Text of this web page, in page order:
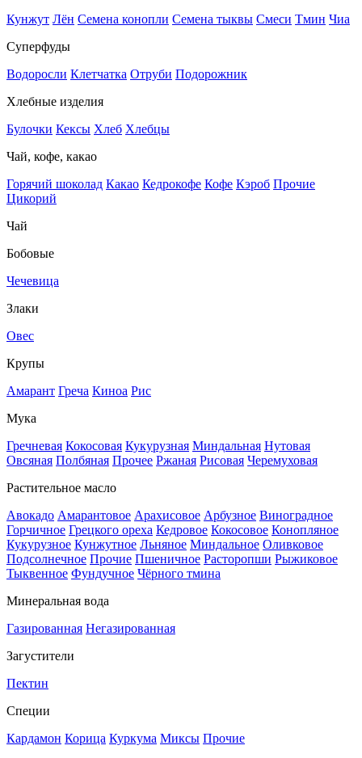
Кунжут Лён Семена конопли Семена тыквы Смеси Тмин Чиа
Суперфуды
Водоросли Клетчатка Отруби Подорожник
Хлебные изделия
Булочки Кексы Хлеб Хлебцы
Чай, кофе, какао
Горячий шоколад Какао Кедрокофе Кофе Кэроб Прочие
Цикорий
Чай
Бобовые
Чечевица
Злаки
Овес
Крупы
Амарант Греча Киноа Рис
Мука
Гречневая Кокосовая Кукурузная Миндальная Нутовая
Овсяная Полбяная Прочее Ржаная Рисовая Черемуховая
Растительное масло
Авокадо Амарантовое Арахисовое Арбузное Виноградное
Горчичное Грецкого ореха Кедровое Кокосовое Конопляное
Кукурузное Кунжутное Льняное Миндальное Оливковое
Подсолнечное Прочие Пшеничное Расторопши Рыжиковое
Тыквенное Фундучное Чёрного тмина
Минеральная вода
Газированная Негазированная
Загустители
Пектин
Специи
Кардамон Корица Куркума Миксы Прочие